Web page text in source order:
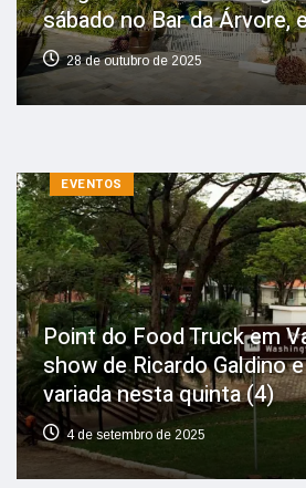
sábado no Bar da Árvore,
28 de outubro de 2025
EVENTOS
Point do Food Truck em
show de Ricardo Galdino
variada nesta quinta (4)
4 de setembro de 2025